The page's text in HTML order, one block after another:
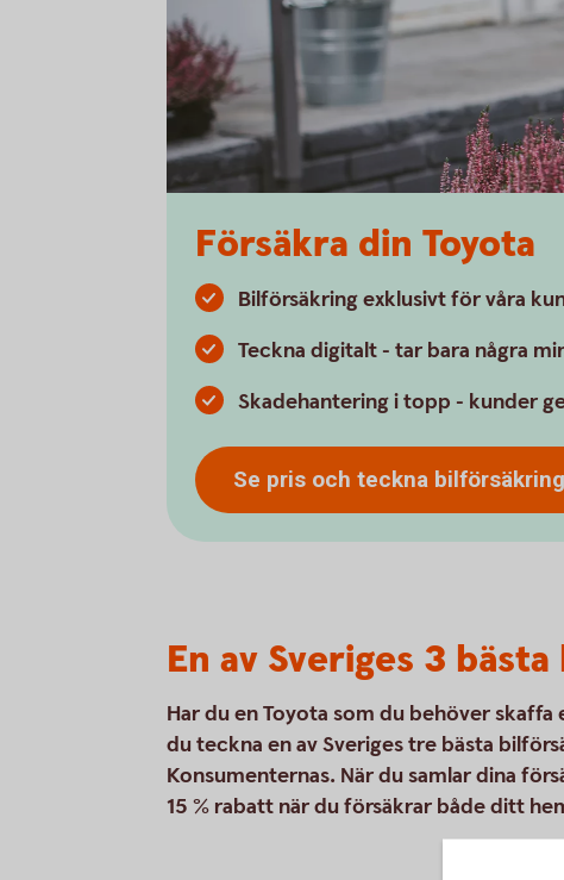
Försäkra din Toyota
Bilförsäkring exklusivt för våra
Teckna digitalt - tar bara några
Skadehantering i topp - kunder
Se pris och teckna bilförsäkring
En av Sveriges 3
Har du en Toyota som du behöver
du teckna en av Sveriges tre bästa
Konsumenternas. När du samlar dina
15 % rabatt när du försäkrar både ditt